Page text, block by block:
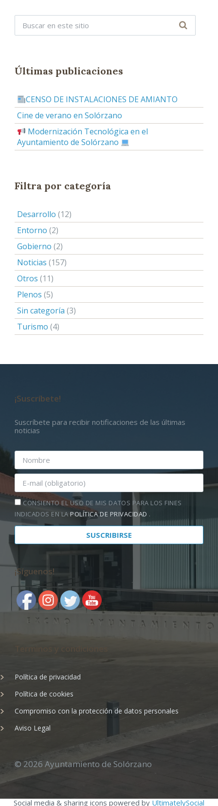
Últimas publicaciones
CENSO DE INSTALACIONES DE AMIANTO
Cine de verano en Solórzano
Modernización Tecnológica en el
Ayuntamiento de Solórzano
Filtra por categoría
Desarrollo (12)
Entorno (2)
Gobierno (2)
Noticias (157)
Otros (11)
Plenos (5)
Sin categoría (3)
Turismo (4)
¡Suscríbete!
Suscríbete para recibir notificaciones de las últimas
noticias
CONSIENTO EL USO DE MIS DATOS PARA LOS FINES
INDICADOS EN LAPOLÍTICA DE PRIVACIDAD .
¡Síguenos!
Política de privacidad
Política de cookies
Compromiso con la protección de datos personales
Aviso Legal
© 2026 Ayuntamiento de Solórzano
Social media & sharing icons powered by UltimatelySocial